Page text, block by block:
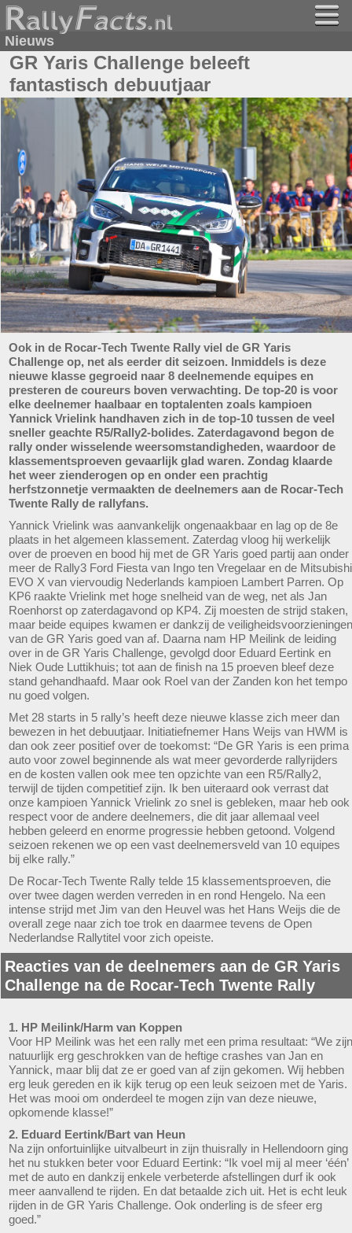
Nieuws
GR Yaris Challenge beleeft
fantastisch debuutjaar
Ook in de Rocar-Tech Twente Rally viel de GR Yaris
Challenge op, net als eerder dit seizoen. Inmiddels is deze
nieuwe klasse gegroeid naar 8 deelnemende equipes en
presteren de coureurs boven verwachting. De top-20 is voor
elke deelnemer haalbaar en toptalenten zoals kampioen
Yannick Vrielink handhaven zich in de top-10 tussen de veel
sneller geachte R5/Rally2-bolides. Zaterdagavond begon de
rally onder wisselende weersomstandigheden, waardoor de
klassementsproeven gevaarlijk glad waren. Zondag klaarde
het weer zienderogen op en onder een prachtig
herfstzonnetje vermaakten de deelnemers aan de Rocar-Tech
Twente Rally de rallyfans.
Yannick Vrielink was aanvankelijk ongenaakbaar en lag op de 8e
plaats in het algemeen klassement. Zaterdag vloog hij werkelijk
over de proeven en bood hij met de GR Yaris goed partij aan onder
meer de Rally3 Ford Fiesta van Ingo ten Vregelaar en de Mitsubishi
EVO X van viervoudig Nederlands kampioen Lambert Parren. Op
KP6 raakte Vrielink met hoge snelheid van de weg, net als Jan
Roenhorst op zaterdagavond op KP4. Zij moesten de strijd staken,
maar beide equipes kwamen er dankzij de veiligheidsvoorzieningen
van de GR Yaris goed van af. Daarna nam HP Meilink de leiding
over in de GR Yaris Challenge, gevolgd door Eduard Eertink en
Niek Oude Luttikhuis; tot aan de finish na 15 proeven bleef deze
stand gehandhaafd. Maar ook Roel van der Zanden kon het tempo
nu goed volgen.
Met 28 starts in 5 rally’s heeft deze nieuwe klasse zich meer dan
bewezen in het debuutjaar. Initiatiefnemer Hans Weijs van HWM is
dan ook zeer positief over de toekomst: “De GR Yaris is een prima
auto voor zowel beginnende als wat meer gevorderde rallyrijders
en de kosten vallen ook mee ten opzichte van een R5/Rally2,
terwijl de tijden competitief zijn. Ik ben uiteraard ook verrast dat
onze kampioen Yannick Vrielink zo snel is gebleken, maar heb ook
respect voor de andere deelnemers, die dit jaar allemaal veel
hebben geleerd en enorme progressie hebben getoond. Volgend
seizoen rekenen we op een vast deelnemersveld van 10 equipes
bij elke rally.”
De Rocar-Tech Twente Rally telde 15 klassementsproeven, die
over twee dagen werden verreden in en rond Hengelo. Na een
intense strijd met Jim van den Heuvel was het Hans Weijs die de
overall zege naar zich toe trok en daarmee tevens de Open
Nederlandse Rallytitel voor zich opeiste.
Reacties van de deelnemers aan de GR Yaris
Challenge na de Rocar-Tech Twente Rally
1. HP Meilink/Harm van Koppen
Voor HP Meilink was het een rally met een prima resultaat: “We zijn
natuurlijk erg geschrokken van de heftige crashes van Jan en
Yannick, maar blij dat ze er goed van af zijn gekomen. Wij hebben
erg leuk gereden en ik kijk terug op een leuk seizoen met de Yaris.
Het was mooi om onderdeel te mogen zijn van deze nieuwe,
opkomende klasse!”
2. Eduard Eertink/Bart van Heun
Na zijn onfortuinlijke uitvalbeurt in zijn thuisrally in Hellendoorn ging
het nu stukken beter voor Eduard Eertink: “Ik voel mij al meer ‘één’
met de auto en dankzij enkele verbeterde afstellingen durf ik ook
meer aanvallend te rijden. En dat betaalde zich uit. Het is echt leuk
rijden in de GR Yaris Challenge. Ook onderling is de sfeer erg
goed.”